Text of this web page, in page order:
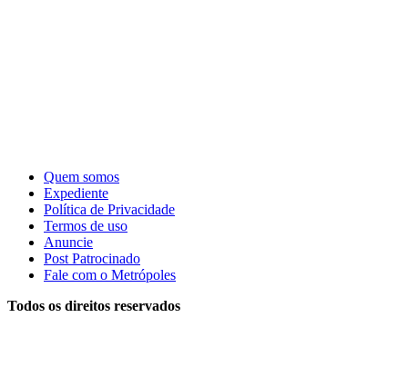
Quem somos
Expediente
Política de Privacidade
Termos de uso
Anuncie
Post Patrocinado
Fale com o Metrópoles
Todos os direitos reservados